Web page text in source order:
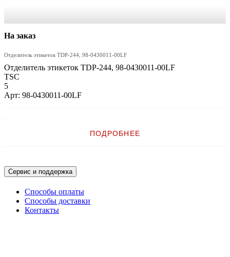
На заказ
Отделитель этикеток TDP-244, 98-0430011-00LF
Отделитель этикеток TDP-244, 98-0430011-00LF
TSC
5
Арт: 98-0430011-00LF
Отделитель этикеток TDP-244, 98-0430011-00LF
ПОДРОБНЕЕ
Сервис и поддержка
Способы оплаты
Способы доставки
Контакты